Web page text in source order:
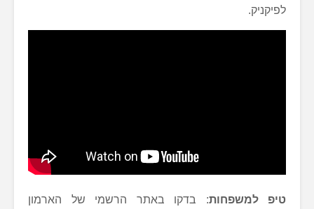
לפיקניק.
טיפ למשפחות: בדקו באתר הרשמי של הארמון